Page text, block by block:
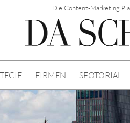
Die Content-Marketing
FIRMEN SEOTORIAL